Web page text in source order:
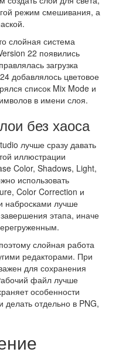
режим смешивания, а
слойная система
22 появились
загрузка
добавлялось цветовое
список Mix Mode и
в имени слоя.
без хаоса
лучше сразу давать
иллюстрации
Color, Shadows, Light,
использовать
Color Correction и
набросками лучше
этапа, иначе
слойная работа
редакторами. При
для сохранения
файл лучше
особенности
отдельно в PNG,